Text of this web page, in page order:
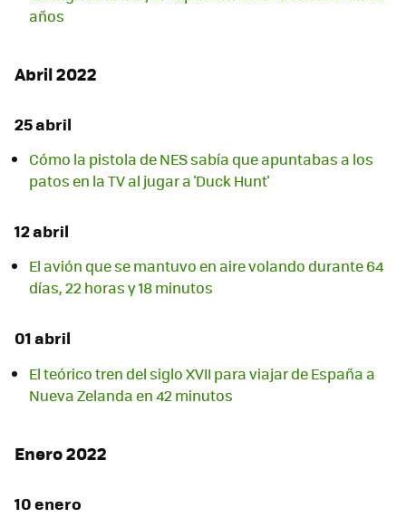
años
Abril 2022
25 abril
Cómo la pistola de NES sabía que apuntabas a los
patos en la TV al jugar a 'Duck Hunt'
12 abril
El avión que se mantuvo en aire volando durante 64
días, 22 horas y 18 minutos
01 abril
El teórico tren del siglo XVII para viajar de España a
Nueva Zelanda en 42 minutos
Enero 2022
10 enero